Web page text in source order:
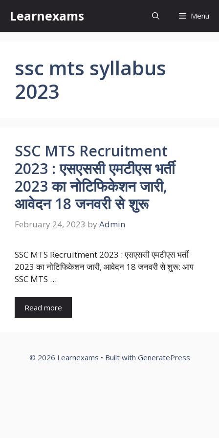
content
Learnexams Menu
ssc mts syllabus
2023
SSC MTS Recruitment
2023 : एसएससी एमटीएस भर्ती
2023 का नोटिफिकेशन जारी,
आवेदन 18 जनवरी से शुरू
February 24, 2023 by Admin
SSC MTS Recruitment 2023 : एसएससी एमटीएस भर्ती
2023 का नोटिफिकेशन जारी, आवेदन 18 जनवरी से शुरू: आप
SSC MTS …
Read more
© 2026 Learnexams • Built with GeneratePress